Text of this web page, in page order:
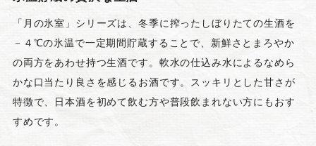
「月の氷室」シリーズは、冬季に搾ったしぼりたての生酒を
－４℃の氷温で一定期間貯蔵することで、新鮮さとまろやか
の両方をあわせ持つ生酒です。軟水の仕込み水によるなめら
かな口当たり良さを感じるお酒です。スッキリとした甘さが
特徴で、日本酒を初めて飲む方や普段飲まれない方にもおす
すめです。